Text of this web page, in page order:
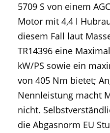
5709 S von einem
Motor mit 4,4 l
diesem Fall laut
TR14396 eine
kW/PS sowie ein
von 405 Nm bietet;
Nennleistung macht
nicht.
die Abgasnorm EU